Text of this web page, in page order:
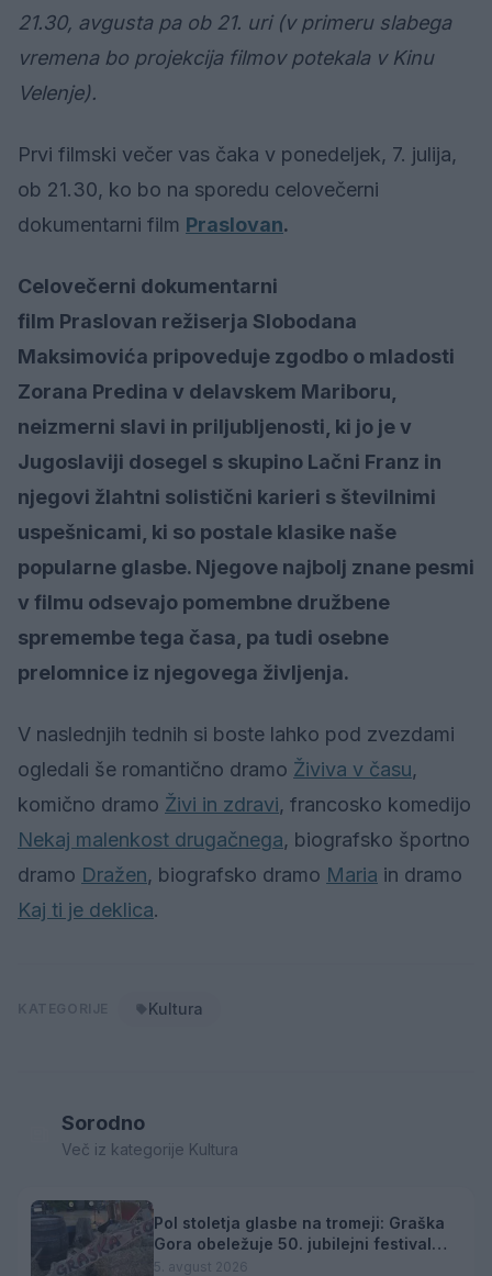
21.30, avgusta pa ob 21. uri (v primeru slabega
vremena bo projekcija filmov potekala v Kinu
Velenje).
Prvi filmski večer vas čaka v ponedeljek, 7. julija,
ob 21.30, ko bo na sporedu celovečerni
dokumentarni film Praslovan.
Celovečerni dokumentarni
film Praslovan režiserja Slobodana
Maksimovića pripoveduje zgodbo o mladosti
Zorana Predina v delavskem Mariboru,
neizmerni slavi in priljubljenosti, ki jo je v
Jugoslaviji dosegel s skupino Lačni Franz in
njegovi žlahtni solistični karieri s številnimi
uspešnicami, ki so postale klasike naše
popularne glasbe. Njegove najbolj znane pesmi
v filmu odsevajo pomembne družbene
spremembe tega časa, pa tudi osebne
prelomnice iz njegovega življenja.
V naslednjih tednih si boste lahko pod zvezdami
ogledali še romantično dramo Živiva v času,
komično dramo Živi in zdravi, francosko komedijo
Nekaj malenkost drugačnega, biografsko športno
dramo Dražen, biografsko dramo Maria in dramo
Kaj ti je deklica.
Kultura
Sorodno
Več iz kategorije Kultura
Pol stoletja glasbe na tromeji: Graška
Gora obeležuje 50. jubilejni festival
narodno-zabavne glasbe
5. avgust 2026